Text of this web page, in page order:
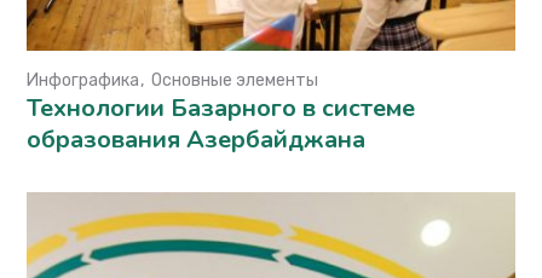
Технологии Базарного в системе
образования Азербайджана
Инфографика Основные элементы